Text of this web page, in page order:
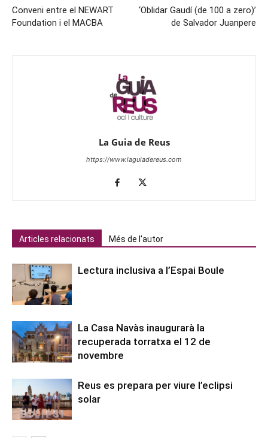
Conveni entre el NEWART
Foundation i el MACBA
‘Oblidar Gaudí (de 100 a zero)’
de Salvador Juanpere
La Guia de Reus
https://www.laguiadereus.com
Articles relacionats Més de l'autor
Lectura inclusiva a l’Espai Boule
La Casa Navàs inaugurarà la
recuperada torratxa el 12 de
novembre
Reus es prepara per viure l’eclipsi
solar